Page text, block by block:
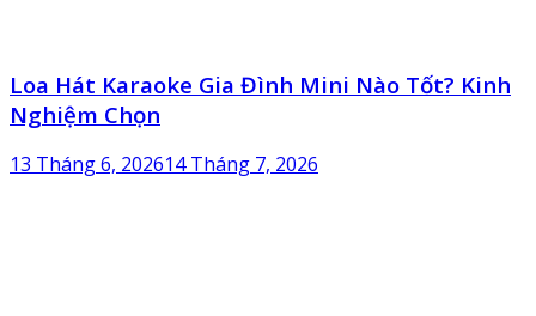
Loa Hát Karaoke Gia Đình Mini Nào Tốt? Kinh
Nghiệm Chọn
13 Tháng 6, 202614 Tháng 7, 2026